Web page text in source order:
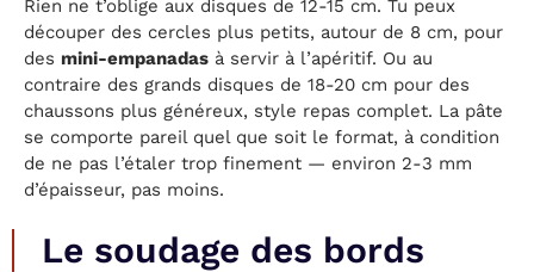
Rien ne t’oblige aux disques de 12-15 cm. Tu peux
découper des cercles plus petits, autour de 8 cm, pour
des mini-empanadas à servir à l’apéritif. Ou au
contraire des grands disques de 18-20 cm pour des
chaussons plus généreux, style repas complet. La pâte
se comporte pareil quel que soit le format, à condition
de ne pas l’étaler trop finement — environ 2-3 mm
d’épaisseur, pas moins.
Le soudage des bords